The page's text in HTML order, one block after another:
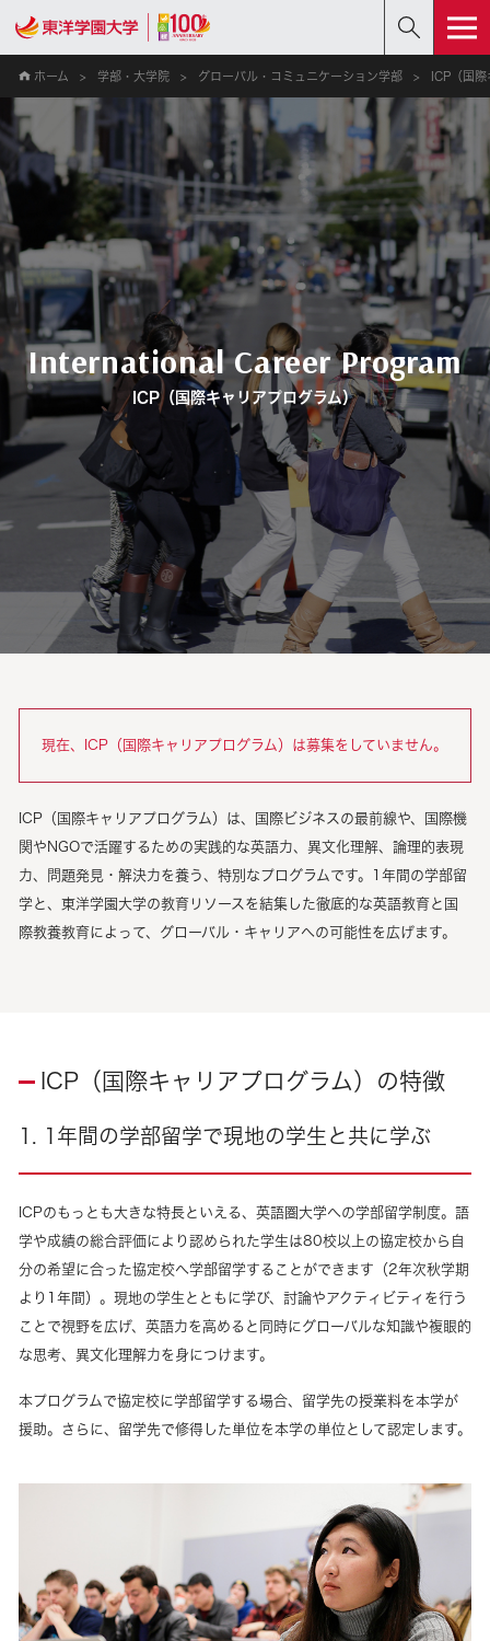
ホーム 学部・大学院 グローバル・コミュニケーション学部 ICP（国
International Career Program
ICP（国際キャリアプログラム）
現在、ICP（国際キャリアプログラム）は募集をしていません。
ICP（国際キャリアプログラム）は、国際ビジネスの最前線や、国際機
関やNGOで活躍するための実践的な英語力、異文化理解、論理的表現
力、問題発見・解決力を養う、特別なプログラムです。1年間の学部留
学と、東洋学園大学の教育リソースを結集した徹底的な英語教育と国
際教養教育によって、グローバル・キャリアへの可能性を広げます。
ICP（国際キャリアプログラム）の特徴
1. 1年間の学部留学で現地の学生と共に学ぶ
ICPのもっとも大きな特長といえる、英語圏大学への学部留学制度。語
学や成績の総合評価により認められた学生は80校以上の協定校から自
分の希望に合った協定校へ学部留学することができます（2年次秋学期
より1年間）。現地の学生とともに学び、討論やアクティビティを行う
ことで視野を広げ、英語力を高めると同時にグローバルな知識や複眼的
な思考、異文化理解力を身につけます。
本プログラムで協定校に学部留学する場合、留学先の授業料を本学が
援助。さらに、留学先で修得した単位を本学の単位として認定します。